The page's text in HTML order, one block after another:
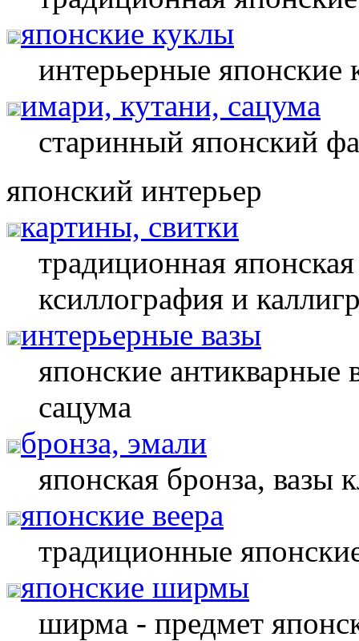
японские куклы
интерьерные японские
имари, кутани, сацума
старинный японский
японский интерьер
картины, свитки
традиционная
ксиллография и
интерьерные вазы
японские антикварные
сацума
бронза, эмали
японская бронза, вазы
японские веера
традиционные
японские ширмы
ширма - предмет